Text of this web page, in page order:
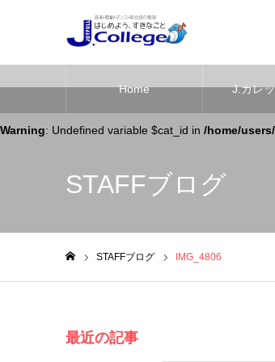
Home J.カレ
Warning: Undefined variable $cat_id in /home/
STAFFブログ
STAFFブログ IMG_4806
最近の記事